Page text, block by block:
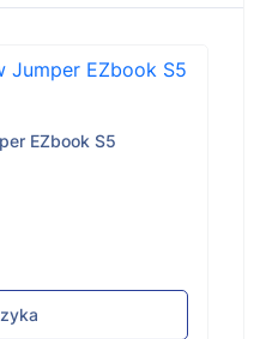
EZbook S5